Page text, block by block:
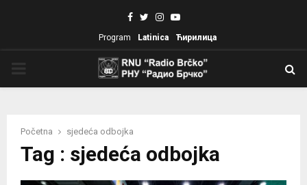
Facebook
TwitterInstagram
Youtube
Program Latinica Ћирилица
Početna sjedeća odbojka
Tag : sjedeća odbojka